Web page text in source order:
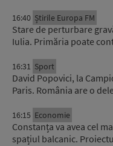
16:40 Știrile Europa FM
Stare de perturbare
Iulia. Primăria poate
16:31 Sport
David Popovici, la
Paris. România are o
16:15 Economie
Constanța va avea cel
spațiul balcanic.